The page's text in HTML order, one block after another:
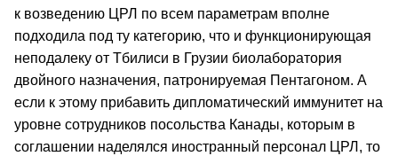
к возведению ЦРЛ по всем параметрам вполне
подходила под ту категорию, что и функционирующая
неподалеку от Тбилиси в Грузии биолаборатория
двойного назначения, патронируемая Пентагоном. А
если к этому прибавить дипломатический иммунитет на
уровне сотрудников посольства Канады, которым в
соглашении наделялся иностранный персонал ЦРЛ, то